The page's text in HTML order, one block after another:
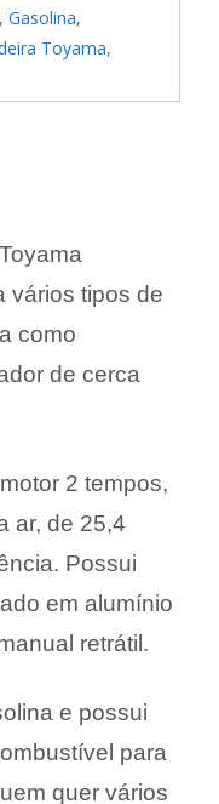
, Gasolina,
Toyama,
vários tipos de
como
de cerca
2 tempos,
ar, de 25,4
Possui
em alumínio
retrátil.
e possui
para
quer vários